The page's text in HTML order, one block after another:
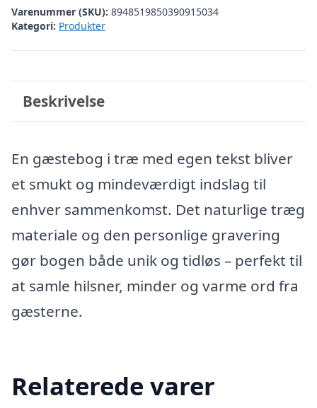
Varenummer (SKU): 8948519850390915034
Kategori: Produkter
Beskrivelse
En gæstebog i træ med egen tekst bliver
et smukt og mindeværdigt indslag til
enhver sammenkomst. Det naturlige træg
materiale og den personlige gravering
gør bogen både unik og tidløs – perfekt til
at samle hilsner, minder og varme ord fra
gæsterne.
Relaterede varer